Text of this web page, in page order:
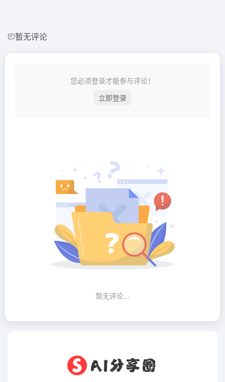
暂无评论
您必须登录才能参与评论！
立即登录
暂无评论...